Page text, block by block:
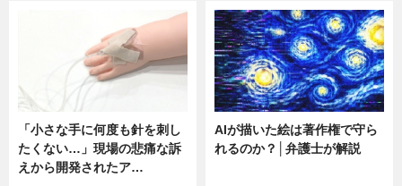
「小さな手に何度も針を刺し
たくない…」現場の悲痛な訴
えから開発されたア…
AIが描いた絵は著作権で守ら
れるのか？│弁護士が解説